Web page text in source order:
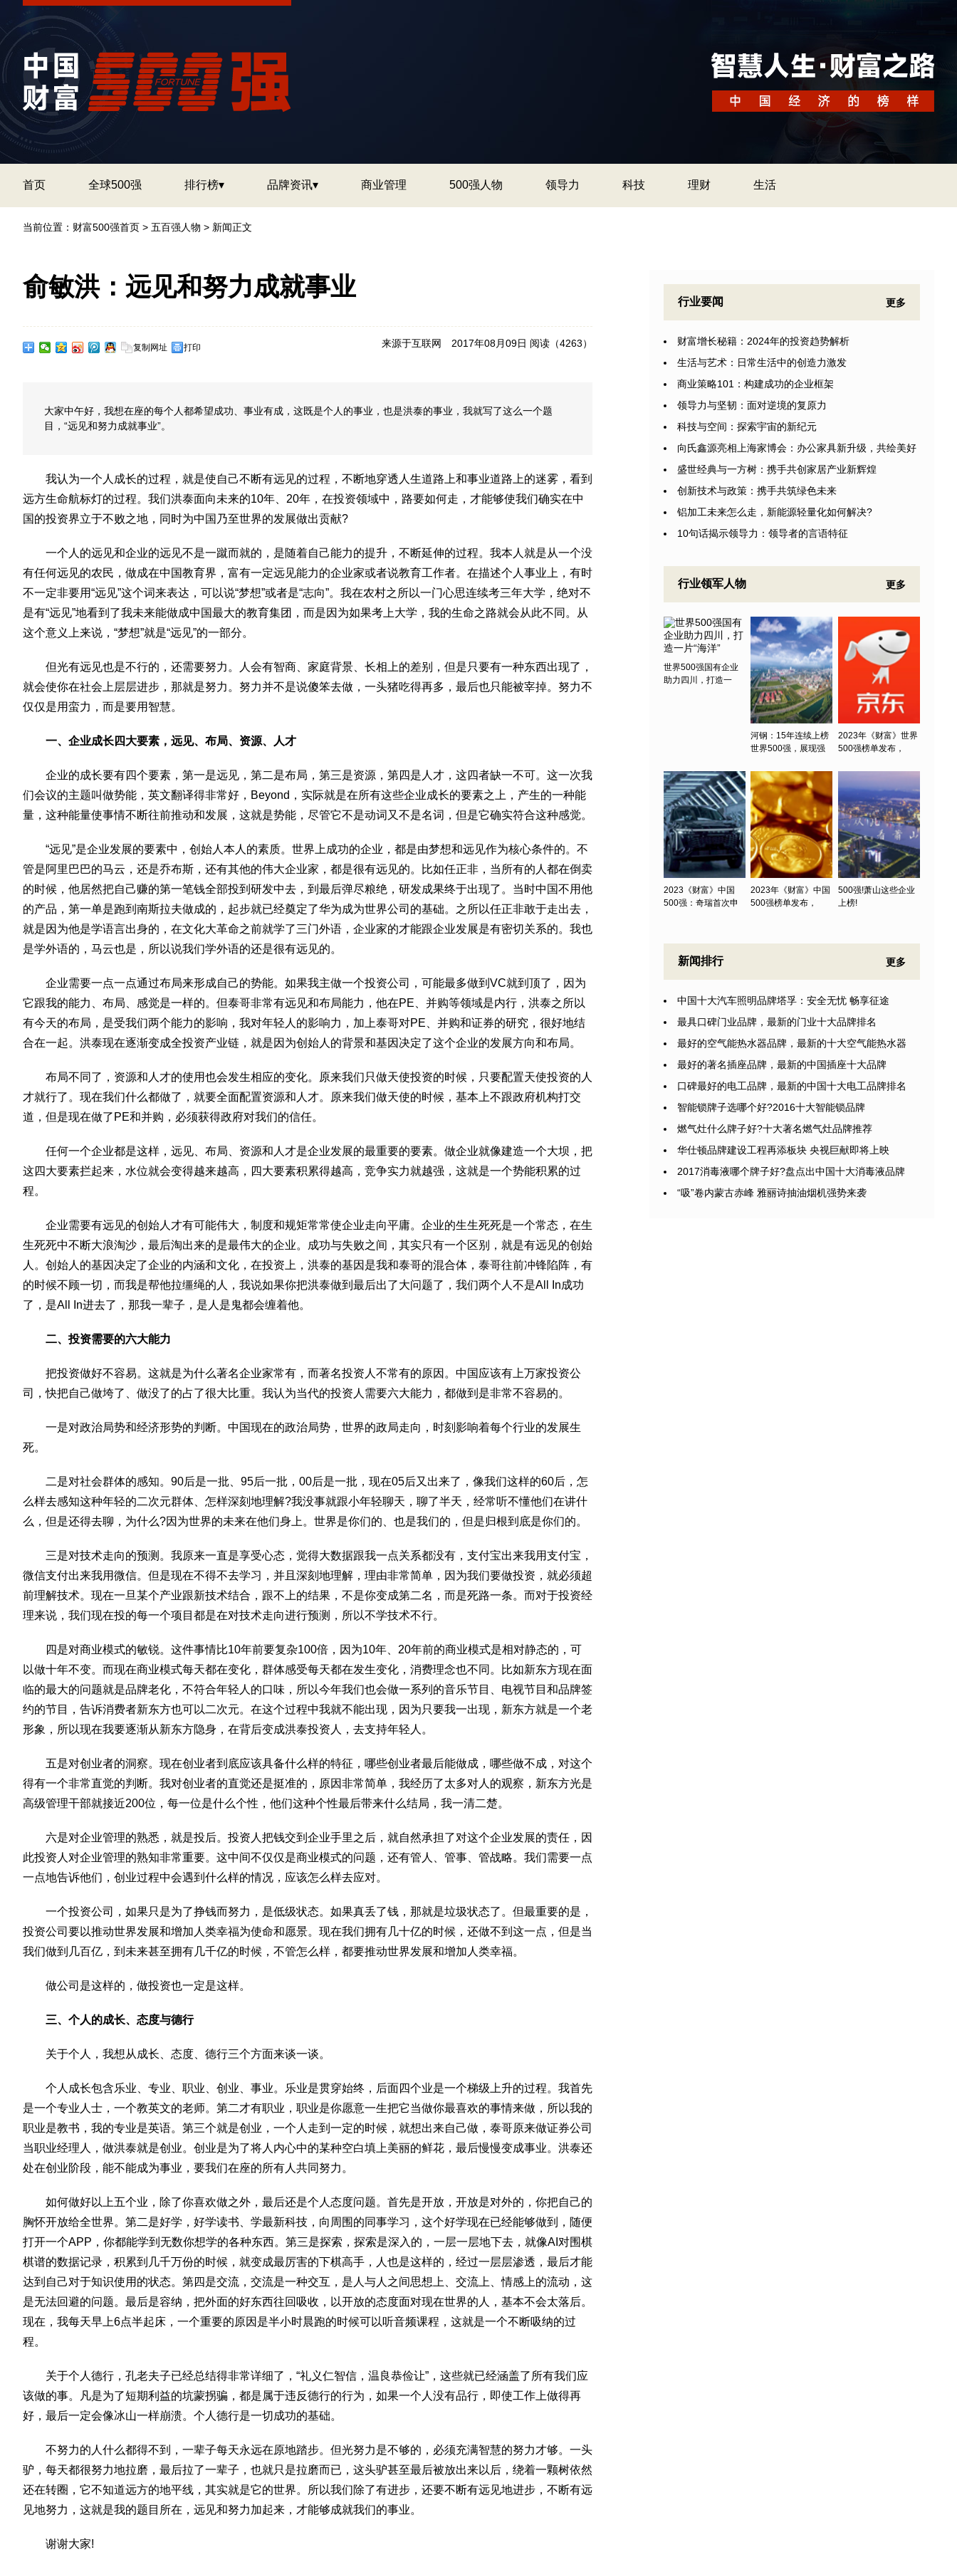
首页 全球500强 排行榜▾ 品牌资讯▾ 商业管理 500强人物 领导力 科技 理财 生活
当前位置： 财富500强首页 > 五百强人物 > 新闻正文
俞敏洪：远见和努力成就事业
复制网址 打印 来源于互联网 2017年08月09日 阅读（4263）
大家中午好，我想在座的每个人都希望成功、事业有成，这既是个人的事业，也是洪泰的事业，我就写了这么一个题
目，“远见和努力成就事业”。
我认为一个人成长的过程，就是使自己不断有远见的过程，不断地穿透人生道路上和事业道路上的迷雾，看到
远方生命航标灯的过程。我们洪泰面向未来的10年、20年，在投资领域中，路要如何走，才能够使我们确实在中
国的投资界立于不败之地，同时为中国乃至世界的发展做出贡献?
一个人的远见和企业的远见不是一蹴而就的，是随着自己能力的提升，不断延伸的过程。我本人就是从一个没
有任何远见的农民，做成在中国教育界，富有一定远见能力的企业家或者说教育工作者。在描述个人事业上，有时
不一定非要用“远见”这个词来表达，可以说“梦想”或者是“志向”。我在农村之所以一门心思连续考三年大学，绝对不
是有“远见”地看到了我未来能做成中国最大的教育集团，而是因为如果考上大学，我的生命之路就会从此不同。从
这个意义上来说，“梦想”就是“远见”的一部分。
但光有远见也是不行的，还需要努力。人会有智商、家庭背景、长相上的差别，但是只要有一种东西出现了，
就会使你在社会上层层进步，那就是努力。努力并不是说傻笨去做，一头猪吃得再多，最后也只能被宰掉。努力不
仅仅是用蛮力，而是要用智慧。
一、企业成长四大要素，远见、布局、资源、人才
企业的成长要有四个要素，第一是远见，第二是布局，第三是资源，第四是人才，这四者缺一不可。这一次我
们会议的主题叫做势能，英文翻译得非常好，Beyond，实际就是在所有这些企业成长的要素之上，产生的一种能
量，这种能量使事情不断往前推动和发展，这就是势能，尽管它不是动词又不是名词，但是它确实符合这种感觉。
“远见”是企业发展的要素中，创始人本人的素质。世界上成功的企业，都是由梦想和远见作为核心条件的。不
管是阿里巴巴的马云，还是乔布斯，还有其他的伟大企业家，都是很有远见的。比如任正非，当所有的人都在倒卖
的时候，他居然把自己赚的第一笔钱全部投到研发中去，到最后弹尽粮绝，研发成果终于出现了。当时中国不用他
的产品，第一单是跑到南斯拉夫做成的，起步就已经奠定了华为成为世界公司的基础。之所以任正非敢于走出去，
就是因为他是学语言出身的，在文化大革命之前就学了三门外语，企业家的才能跟企业发展是有密切关系的。我也
是学外语的，马云也是，所以说我们学外语的还是很有远见的。
企业需要一点一点通过布局来形成自己的势能。如果我主做一个投资公司，可能最多做到VC就到顶了，因为
它跟我的能力、布局、感觉是一样的。但泰哥非常有远见和布局能力，他在PE、并购等领域是内行，洪泰之所以
有今天的布局，是受我们两个能力的影响，我对年轻人的影响力，加上泰哥对PE、并购和证券的研究，很好地结
合在一起。洪泰现在逐渐变成全投资产业链，就是因为创始人的背景和基因决定了这个企业的发展方向和布局。
布局不同了，资源和人才的使用也会发生相应的变化。原来我们只做天使投资的时候，只要配置天使投资的人
才就行了。现在我们什么都做了，就要全面配置资源和人才。原来我们做天使的时候，基本上不跟政府机构打交
道，但是现在做了PE和并购，必须获得政府对我们的信任。
任何一个企业都是这样，远见、布局、资源和人才是企业发展的最重要的要素。做企业就像建造一个大坝，把
这四大要素拦起来，水位就会变得越来越高，四大要素积累得越高，竞争实力就越强，这就是一个势能积累的过
程。
企业需要有远见的创始人才有可能伟大，制度和规矩常常使企业走向平庸。企业的生生死死是一个常态，在生
生死死中不断大浪淘沙，最后淘出来的是最伟大的企业。成功与失败之间，其实只有一个区别，就是有远见的创始
人。创始人的基因决定了企业的内涵和文化，在投资上，洪泰的基因是我和泰哥的混合体，泰哥往前冲锋陷阵，有
的时候不顾一切，而我是帮他拉缰绳的人，我说如果你把洪泰做到最后出了大问题了，我们两个人不是All In成功
了，是All In进去了，那我一辈子，是人是鬼都会缠着他。
二、投资需要的六大能力
把投资做好不容易。这就是为什么著名企业家常有，而著名投资人不常有的原因。中国应该有上万家投资公
司，快把自己做垮了、做没了的占了很大比重。我认为当代的投资人需要六大能力，都做到是非常不容易的。
一是对政治局势和经济形势的判断。中国现在的政治局势，世界的政局走向，时刻影响着每个行业的发展生
死。
二是对社会群体的感知。90后是一批、95后一批，00后是一批，现在05后又出来了，像我们这样的60后，怎
么样去感知这种年轻的二次元群体、怎样深刻地理解?我没事就跟小年轻聊天，聊了半天，经常听不懂他们在讲什
么，但是还得去聊，为什么?因为世界的未来在他们身上。世界是你们的、也是我们的，但是归根到底是你们的。
三是对技术走向的预测。我原来一直是享受心态，觉得大数据跟我一点关系都没有，支付宝出来我用支付宝，
微信支付出来我用微信。但是现在不得不去学习，并且深刻地理解，理由非常简单，因为我们要做投资，就必须超
前理解技术。现在一旦某个产业跟新技术结合，跟不上的结果，不是你变成第二名，而是死路一条。而对于投资经
理来说，我们现在投的每一个项目都是在对技术走向进行预测，所以不学技术不行。
四是对商业模式的敏锐。这件事情比10年前要复杂100倍，因为10年、20年前的商业模式是相对静态的，可
以做十年不变。而现在商业模式每天都在变化，群体感受每天都在发生变化，消费理念也不同。比如新东方现在面
临的最大的问题就是品牌老化，不符合年轻人的口味，所以今年我们也会做一系列的音乐节目、电视节目和品牌签
约的节目，告诉消费者新东方也可以二次元。在这个过程中我就不能出现，因为只要我一出现，新东方就是一个老
形象，所以现在我要逐渐从新东方隐身，在背后变成洪泰投资人，去支持年轻人。
五是对创业者的洞察。现在创业者到底应该具备什么样的特征，哪些创业者最后能做成，哪些做不成，对这个
得有一个非常直觉的判断。我对创业者的直觉还是挺准的，原因非常简单，我经历了太多对人的观察，新东方光是
高级管理干部就接近200位，每一位是什么个性，他们这种个性最后带来什么结局，我一清二楚。
六是对企业管理的熟悉，就是投后。投资人把钱交到企业手里之后，就自然承担了对这个企业发展的责任，因
此投资人对企业管理的熟知非常重要。这中间不仅仅是商业模式的问题，还有管人、管事、管战略。我们需要一点
一点地告诉他们，创业过程中会遇到什么样的情况，应该怎么样去应对。
一个投资公司，如果只是为了挣钱而努力，是低级状态。如果真丢了钱，那就是垃圾状态了。但最重要的是，
投资公司要以推动世界发展和增加人类幸福为使命和愿景。现在我们拥有几十亿的时候，还做不到这一点，但是当
我们做到几百亿，到未来甚至拥有几千亿的时候，不管怎么样，都要推动世界发展和增加人类幸福。
做公司是这样的，做投资也一定是这样。
三、个人的成长、态度与德行
关于个人，我想从成长、态度、德行三个方面来谈一谈。
个人成长包含乐业、专业、职业、创业、事业。乐业是贯穿始终，后面四个业是一个梯级上升的过程。我首先
是一个专业人士，一个教英文的老师。第二才有职业，职业是你愿意一生把它当做你最喜欢的事情来做，所以我的
职业是教书，我的专业是英语。第三个就是创业，一个人走到一定的时候，就想出来自己做，泰哥原来做证券公司
当职业经理人，做洪泰就是创业。创业是为了将人内心中的某种空白填上美丽的鲜花，最后慢慢变成事业。洪泰还
处在创业阶段，能不能成为事业，要我们在座的所有人共同努力。
如何做好以上五个业，除了你喜欢做之外，最后还是个人态度问题。首先是开放，开放是对外的，你把自己的
胸怀开放给全世界。第二是好学，好学读书、学最新科技，向周围的同事学习，这个好学现在已经能够做到，随便
打开一个APP，你都能学到无数你想学的各种东西。第三是探索，探索是深入的，一层一层地下去，就像AI对围棋
棋谱的数据记录，积累到几千万份的时候，就变成最厉害的下棋高手，人也是这样的，经过一层层渗透，最后才能
达到自己对于知识使用的状态。第四是交流，交流是一种交互，是人与人之间思想上、交流上、情感上的流动，这
是无法回避的问题。最后是容纳，把外面的好东西往回吸收，以开放的态度面对现在世界的人，基本不会太落后。
现在，我每天早上6点半起床，一个重要的原因是半小时晨跑的时候可以听音频课程，这就是一个不断吸纳的过
程。
关于个人德行，孔老夫子已经总结得非常详细了，“礼义仁智信，温良恭俭让”，这些就已经涵盖了所有我们应
该做的事。凡是为了短期利益的坑蒙拐骗，都是属于违反德行的行为，如果一个人没有品行，即使工作上做得再
好，最后一定会像冰山一样崩溃。个人德行是一切成功的基础。
不努力的人什么都得不到，一辈子每天永远在原地踏步。但光努力是不够的，必须充满智慧的努力才够。一头
驴，每天都很努力地拉磨，最后拉了一辈子，也就只是拉磨而已，这头驴甚至最后被放出来以后，绕着一颗树依然
还在转圈，它不知道远方的地平线，其实就是它的世界。所以我们除了有进步，还要不断有远见地进步，不断有远
见地努力，这就是我的题目所在，远见和努力加起来，才能够成就我们的事业。
谢谢大家!
行业要闻 更多
财富增长秘籍：2024年的投资趋势解析
生活与艺术：日常生活中的创造力激发
商业策略101：构建成功的企业框架
领导力与坚韧：面对逆境的复原力
科技与空间：探索宇宙的新纪元
向氏鑫源亮相上海家博会：办公家具新升级，共绘美好
盛世经典与一方树：携手共创家居产业新辉煌
创新技术与政策：携手共筑绿色未来
铝加工未来怎么走，新能源轻量化如何解决?
10句话揭示领导力：领导者的言语特征
行业领军人物 更多
世界500强国有企业
助力四川，打造一
河钢：15年连续上榜
世界500强，展现强
2023年《财富》世界
500强榜单发布，
2023《财富》中国
500强：奇瑞首次申
2023年《财富》中国
500强榜单发布，
500强!萧山这些企业
上榜!
新闻排行 更多
中国十大汽车照明品牌塔孚：安全无忧 畅享征途
最具口碑门业品牌，最新的门业十大品牌排名
最好的空气能热水器品牌，最新的十大空气能热水器
最好的著名插座品牌，最新的中国插座十大品牌
口碑最好的电工品牌，最新的中国十大电工品牌排名
智能锁牌子选哪个好?2016十大智能锁品牌
燃气灶什么牌子好?十大著名燃气灶品牌推荐
华仕顿品牌建设工程再添板块 央视巨献即将上映
2017消毒液哪个牌子好?盘点出中国十大消毒液品牌
“吸”卷内蒙古赤峰 雅丽诗抽油烟机强势来袭